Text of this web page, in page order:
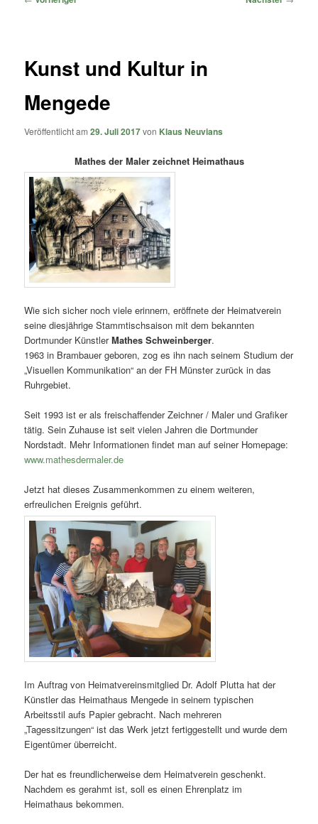
Kunst und Kultur in
Mengede
Veröffentlicht am29. Juli 2017von Klaus Neuvians
Mathes der Maler zeichnet Heimathaus
Wie sich sicher noch viele erinnern, eröffnete der Heimatverein
seine diesjährige Stammtischsaison mit dem bekannten
Dortmunder KünstlerMathes Schweinberger.
1963 in Brambauer geboren, zog es ihn nach seinem Studium der
„Visuellen Kommunikation“ an der FH Münster zurück in das
Ruhrgebiet.
Seit 1993 ist er als freischaffender Zeichner / Maler und Grafiker
tätig. Sein Zuhause ist seit vielen Jahren die Dortmunder
Nordstadt. Mehr Informationen findet man auf seiner Homepage:
www.mathesdermaler.de
Jetzt hat dieses Zusammenkommen zu einem weiteren,
erfreulichen Ereignis geführt.
Im Auftrag von Heimatvereinsmitglied Dr. Adolf Plutta hat der
Künstler das Heimathaus Mengede in seinem typischen
Arbeitsstil aufs Papier gebracht. Nach mehreren
„Tagessitzungen“ ist das Werk jetzt fertiggestellt und wurde dem
Eigentümer überreicht.
Der hat es freundlicherweise dem Heimatverein geschenkt.
Nachdem es gerahmt ist, soll es einen Ehrenplatz im
Heimathaus bekommen.